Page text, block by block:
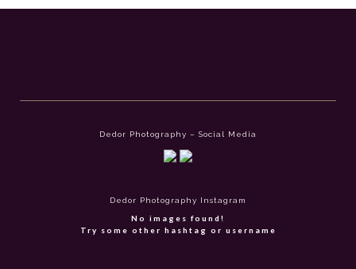
Dedor Photography – Social Media
Dedor Photography Instagram
No images found!
Try some other hashtag or username